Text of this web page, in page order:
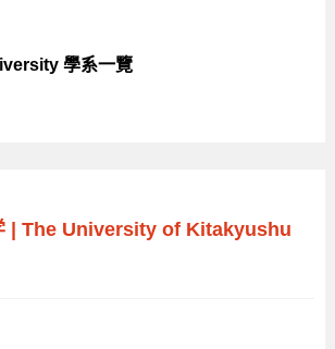
學系一覽
| The University of Kitakyushu